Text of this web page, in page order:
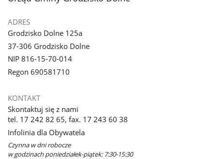
ADRES
Grodzisko Dolne 125a
37-306 Grodzisko Dolne
NIP 816-15-70-014
Regon 690581710
KONTAKT
Skontaktuj się z nami
tel. 17 242 82 65, fax. 17 243 60 38
Infolinia dla Obywatela
Czynna w dni robocze
w godzinach poniedziałek-piątek: 7:30-15:30